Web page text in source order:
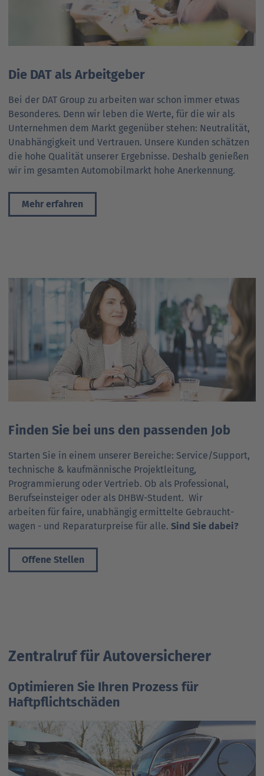
Die DAT als Arbeitgeber
Bei der DAT Group zu arbeiten war schon immer etwas
Besonderes. Denn wir leben die Werte, für die wir als
Unternehmen dem Markt gegenüber stehen: Neutralität,
Unabhängigkeit und Vertrauen. Unsere Kunden schätzen
die hohe Qualität unserer Ergebnisse. Deshalb genießen
wir im gesamten Automobil­markt hohe Anerkennung.
Mehr erfahren
Finden Sie bei uns den passenden Job
Starten Sie in einem unserer Bereiche: Service/­Support,
technische & kauf­männische Projektleitung,
Programmierung oder Vertrieb. Ob als Professional,
Berufs­ein­steiger oder als DHBW-Student. Wir
arbeiten für faire, unabhängig ermittelte Gebraucht­
wagen - und Reparaturpreise für alle. Sind Sie dabei?
Offene Stellen
Zentralruf für Autoversicherer
Optimieren Sie Ihren Prozess für
Haftpflichtschäden